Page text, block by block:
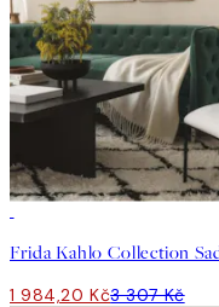
1 984,20 Kč3 307 Kč